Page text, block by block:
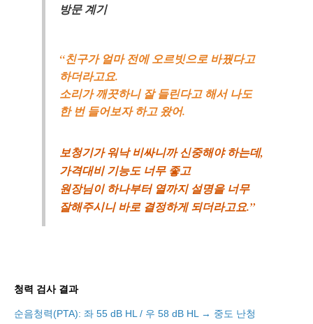
방문 계기
“친구가 얼마 전에 오르빗으로 바꿨다고
하더라고요.
소리가 깨끗하니 잘 들린다고 해서 나도
한 번 들어보자 하고 왔어.
보청기가 워낙 비싸니까 신중해야 하는데,
가격대비 기능도 너무 좋고
원장님이 하나부터 열까지 설명을 너무
잘해주시니 바로 결정하게 되더라고요.”
청력 검사 결과
순음청력(PTA): 좌 55 dB HL / 우 58 dB HL → 중도 난청
바로 예약하기